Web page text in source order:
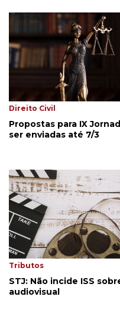
Direito Civil
Propostas para IX
ser enviadas até 7/3
Tributos
STJ: Não incide ISS
audiovisual